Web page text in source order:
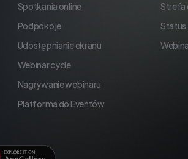
Spotkania online
Podpokoje
Udostępnianie ekranu
Webinar cycle
Nagrywanie webinaru
Platforma do Eventów
Strefa
Status